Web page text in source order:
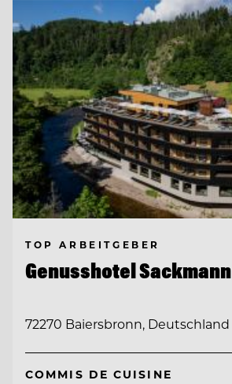
TOP ARBEITGEBER
Genusshotel Sackmann
72270 Baiersbronn, Deutschland
COMMIS DE CUISINE